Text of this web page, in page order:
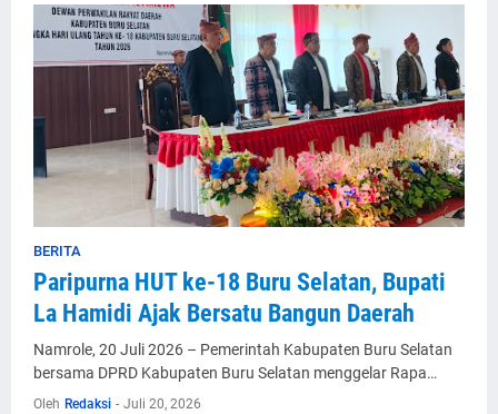
BERITA
Paripurna HUT ke-18 Buru Selatan, Bupati
La Hamidi Ajak Bersatu Bangun Daerah
Namrole, 20 Juli 2026 – Pemerintah Kabupaten Buru Selatan
bersama DPRD Kabupaten Buru Selatan menggelar Rapa…
Oleh Redaksi - Juli 20, 2026